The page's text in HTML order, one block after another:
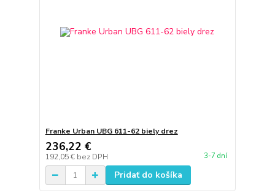
Franke Urban UBG 611-62 biely drez
236,22 €
192,05 € bez DPH 3-7 dní
Pridať do košíka